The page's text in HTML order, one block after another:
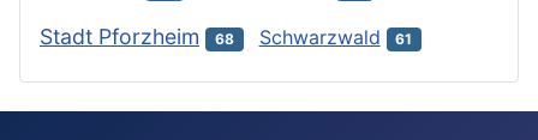
Stadt Pforzheim 68 Schwarzwald 61